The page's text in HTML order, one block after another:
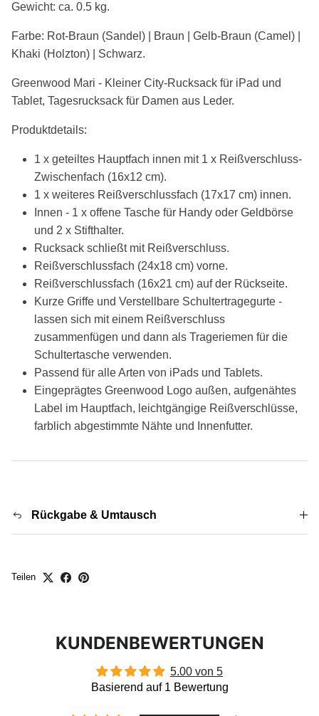
Gewicht: ca. 0.5 kg.
Farbe: Rot-Braun (Sandel) | Braun | Gelb-Braun (Camel) |
Khaki (Holzton) | Schwarz.
Greenwood Mari - Kleiner City-Rucksack für iPad und
Tablet, Tagesrucksack für Damen aus Leder.
Produktdetails:
1 x geteiltes Hauptfach innen mit 1 x Reißverschluss-
Zwischenfach (16x12 cm).
1 x weiteres Reißverschlussfach (17x17 cm) innen.
Innen - 1 x offene Tasche für Handy oder Geldbörse
und 2 x Stifthalter.
Rucksack schließt mit Reißverschluss.
Reißverschlussfach (24x18 cm) vorne.
Reißverschlussfach (16x21 cm) auf der Rückseite.
Kurze Griffe und Verstellbare Schultertragegurte -
lassen sich mit einem Reißverschluss
zusammenfügen und dann als Trageriemen für die
Schultertasche verwenden.
Passend für alle Arten von iPads und Tablets.
Eingeprägtes Greenwood Logo außen, aufgenähtes
Label im Hauptfach, leichtgängige Reißverschlüsse,
farblich abgestimmte Nähte und Innenfutter.
Rückgabe & Umtausch
Teilen
KUNDENBEWERTUNGEN
5.00 von 5
Basierend auf 1 Bewertung